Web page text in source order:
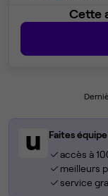
Cette
Faites
accès à
meilleurs
service